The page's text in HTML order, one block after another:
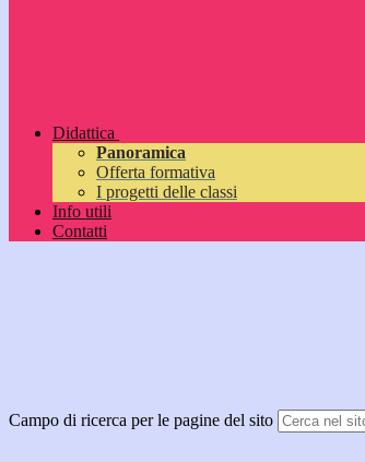
Didattica
Panoramica
Offerta formativa
I progetti delle classi
Info utili
Contatti
Campo di ricerca per le pagine del sito